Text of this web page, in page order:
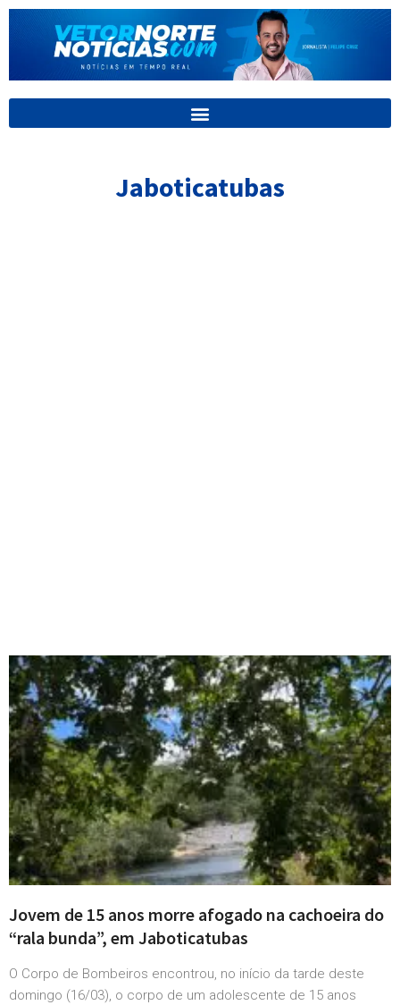
para
conteúdo
Jaboticatubas
Jovem de 15 anos morre afogado na cachoeira do
“rala bunda”, em Jaboticatubas
O Corpo de Bombeiros encontrou, no início da tarde deste
domingo (16/03), o corpo de um adolescente de 15 anos
Página
Página
Página